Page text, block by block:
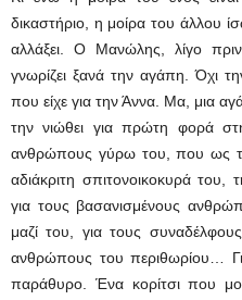
δικαστήριο, η μοίρα του άλλου
αλλάξει. Ο Μανώλης, λίγο
γνωρίζει ξανά την αγάπη. Όχι
που είχε για την Άννα. Μα, μια
την νιώθει για πρώτη φορά
ανθρώπους γύρω του, που ως
αδιάκριτη σπιτονοικοκυρά του,
για τους βασανισμένους
μαζί του, για τους
ανθρώπους του περιθωρίου…
παράθυρο. Ένα κορίτσι που